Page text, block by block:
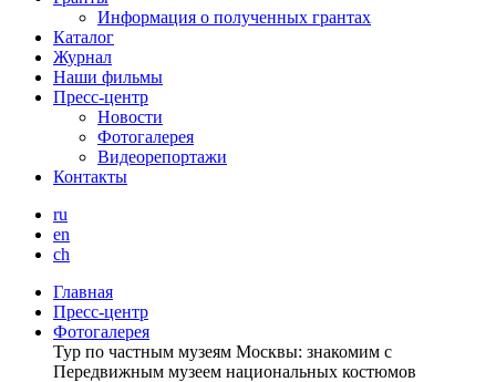
Информация о полученных грантах
Каталог
Журнал
Наши фильмы
Пресс-центр
Новости
Фотогалерея
Видеорепортажи
Контакты
ru
en
ch
Главная
Пресс-центр
Фотогалерея
Тур по частным музеям Москвы: знакомим с
Передвижным музеем национальных костюмов